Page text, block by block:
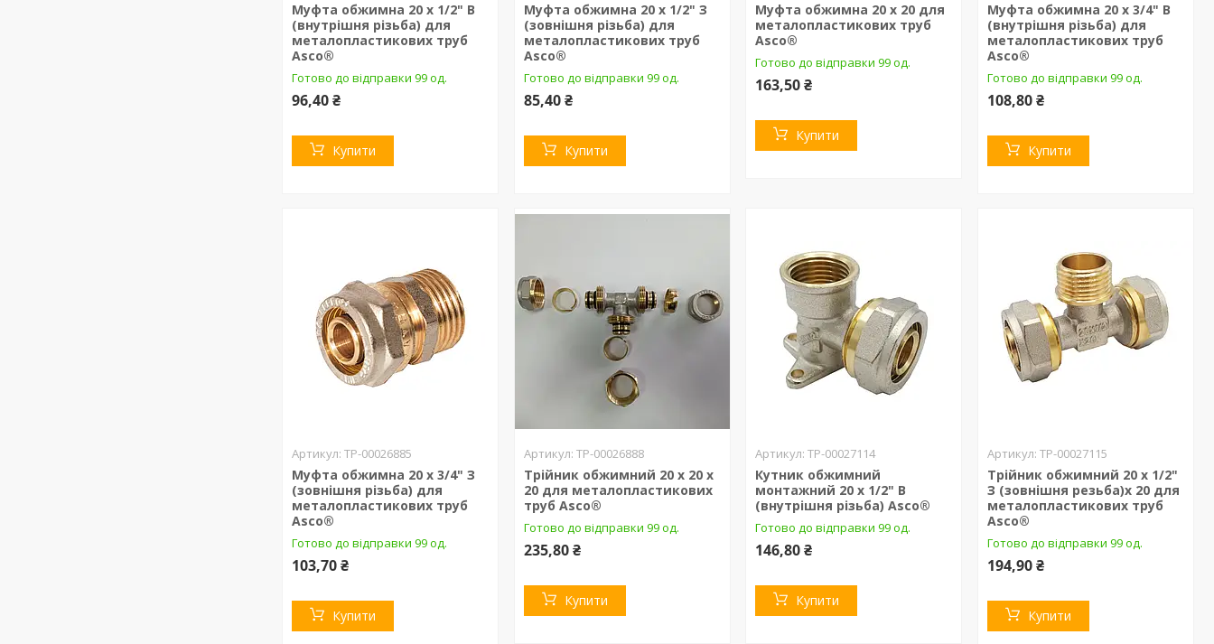
Муфта обжимна 20 х 1/2" В
(внутрішня різьба) для
металопластикових труб
Asco®
Готово до відправки 99 од.
96,40 ₴
Купити
Муфта обжимна 20 х 1/2" З
(зовнішня різьба) для
металопластикових труб
Asco®
Готово до відправки 99 од.
85,40 ₴
Купити
Муфта обжимна 20 х 20 для
металопластикових труб
Asco®
Готово до відправки 99 од.
163,50 ₴
Купити
Муфта обжимна 20 х 3/4" В
(внутрішня різьба) для
металопластикових труб
Asco®
Готово до відправки 99 од.
108,80 ₴
Купити
ТР-00026885
Муфта обжимна 20 х 3/4" З
(зовнішня різьба) для
металопластикових труб
Asco®
Готово до відправки 99 од.
103,70 ₴
Купити
ТР-00026888
Трійник обжимний 20 х 20 х
20 для металопластикових
труб Asco®
Готово до відправки 99 од.
235,80 ₴
Купити
ТР-00027114
Кутник обжимний
монтажний 20 х 1/2" В
(внутрішня різьба) Asco®
Готово до відправки 99 од.
146,80 ₴
Купити
ТР-00027115
Трійник обжимний 20 х 1/2"
З (зовнішня резьба)х 20 для
металопластикових труб
Asco®
Готово до відправки 99 од.
194,90 ₴
Купити